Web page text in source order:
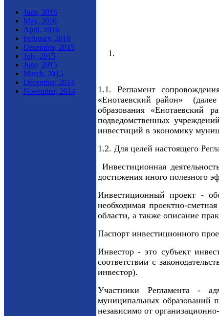
June, 2016
May, 2016
April, 2016
February, 2016
December, 2015
July, 2015
June, 2015
March, 2015
December, 2014
November, 2014
1.1. Регламент
«Енотаевский район» (далее
образования «Енотаевский
подведомственных
инвестиций в экономику
1.2. Для целей настоящего
Инвестиционная
достижения иного полезного
Инвестиционный проект -
необходимая проектно-
области, а также описание
Паспорт инвестиционного
Инвестор - это субъект
соответствии с
инвестор).
Участники Регламента -
муниципальных образований
независимо от